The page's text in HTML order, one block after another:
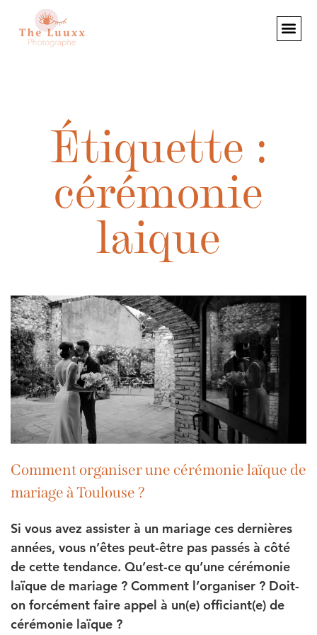
Étiquette :
cérémonie
laique
Comment organiser une cérémonie laïque de
mariage à Toulouse ?
Si vous avez assister à un mariage ces dernières
années, vous n’êtes peut-être pas passés à côté
de cette tendance. Qu’est-ce qu’une cérémonie
laïque de mariage ? Comment l’organiser ? Doit-
on forcément faire appel à un(e) officiant(e) de
cérémonie laïque ?